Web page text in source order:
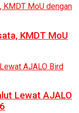
KMDT MoU
Lewat AJALO